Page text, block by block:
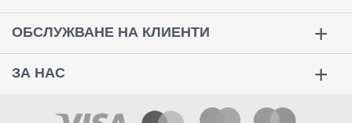
ОБСЛУЖВАНЕ НА КЛИЕНТИ
ЗА НАС